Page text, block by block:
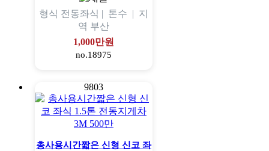
형식 전동좌식 | 톤수 | 지
역 부산
1,000만원
no.18975
9803
총사용시간짧은 신형 신코 좌